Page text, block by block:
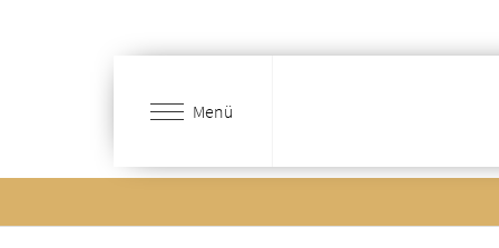
Menü